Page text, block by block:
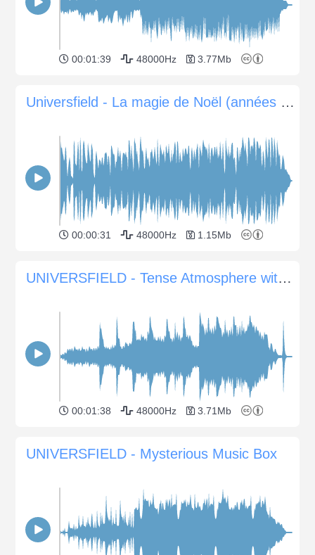
00:01:39 48000Hz 3.77Mb
Universfield - La magie de Noël (années 30)
00:00:31 48000Hz 1.15Mb
UNIVERSFIELD - Tense Atmosphere with Haunting Dark Soundscapes
00:01:38 48000Hz 3.71Mb
UNIVERSFIELD - Mysterious Music Box